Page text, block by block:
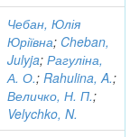
Чебан, Юлія
Юріївна; Cheban,
Julyja; Рагуліна,
А. О.; Rahulina, A.;
Величко, Н. П.;
Velychko, N.